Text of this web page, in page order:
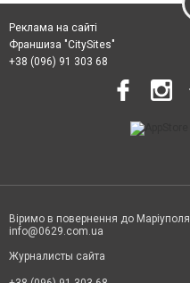
Реклама на сайті
Франшиза "CitySites"
+38 (096) 91 303 68
Віримо в повернення до Маріуполя
info@0629.com.ua
Журналисты сайта